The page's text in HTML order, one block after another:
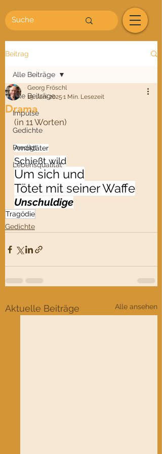
Beitrag
Alle Beiträge
Impulse
Gedichte
Predigt
Lebensqualität
Alle Beiträge
Drama
Georg Fröschl
19. Juni 2025 1 Min. Lesezeit
(in 11 Worten)
Amoktäter
Schießt wild
Um sich und
Tötet mit seiner Waffe
Unschuldige
Tragödie
Gedichte
Aktuelle Beiträge Alle ansehen